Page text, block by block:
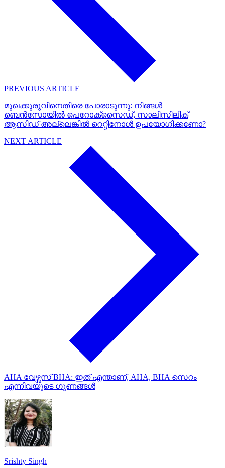
PREVIOUS ARTICLE
മുഖക്കുരുവിനെതിരെ പോരാടുന്നു: നിങ്ങൾ
ബെൻസോയിൽ പെറോക്സൈഡ്, സാലിസിലിക്
ആസിഡ് അല്ലെങ്കിൽ റെറ്റിനോൾ ഉപയോഗിക്കണോ?
NEXT ARTICLE
AHA വേഴ്സസ് BHA: ഇത് എന്താണ്, AHA, BHA സെറം
എന്നിവയുടെ ഗുണങ്ങൾ
Srishty Singh